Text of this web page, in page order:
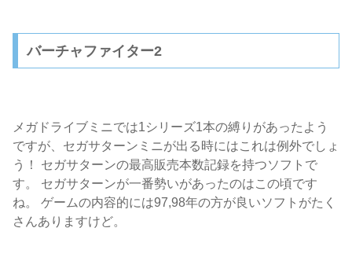
バーチャファイター2
メガドライブミニでは1シリーズ1本の縛りがあったよう
ですが、セガサターンミニが出る時にはこれは例外でしょ
う！ セガサターンの最高販売本数記録を持つソフトで
す。 セガサターンが一番勢いがあったのはこの頃です
ね。 ゲームの内容的には97,98年の方が良いソフトがたく
さんありますけど。